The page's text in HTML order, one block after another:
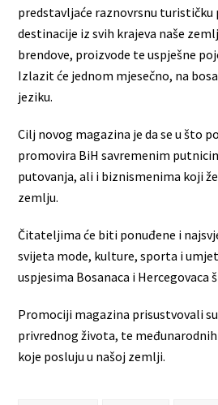
predstavljaće raznovrsnu turističku
destinacije iz svih krajeva naše
brendove, proizvode te uspješne
Izlazit će jednom mjesečno, na
jeziku.
Cilj novog magazina je da se u što
promovira BiH savremenim
putovanja, ali i biznismenima koji
zemlju.
Čitateljima će biti ponuđene i
svijeta mode, kulture, sporta i
uspjesima Bosanaca i Hercegovaca
Promociji magazina prisustvovali
privrednog života, te
koje posluju u našoj zemlji.